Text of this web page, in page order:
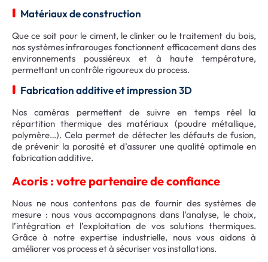
Matériaux de construction
Que ce soit pour le ciment, le clinker ou le traitement du bois,
nos systèmes infrarouges fonctionnent efficacement dans des
environnements poussiéreux et à haute température,
permettant un contrôle rigoureux du process.
Fabrication additive et impression 3D
Nos caméras permettent de suivre en temps réel la
répartition thermique des matériaux (poudre métallique,
polymère…). Cela permet de détecter les défauts de fusion,
de prévenir la porosité et d’assurer une qualité optimale en
fabrication additive.
Acoris : votre partenaire de confiance
Nous ne nous contentons pas de fournir des systèmes de
mesure : nous vous accompagnons dans l’analyse, le choix,
l’intégration et l’exploitation de vos solutions thermiques.
Grâce à notre expertise industrielle, nous vous aidons à
améliorer vos process et à sécuriser vos installations.